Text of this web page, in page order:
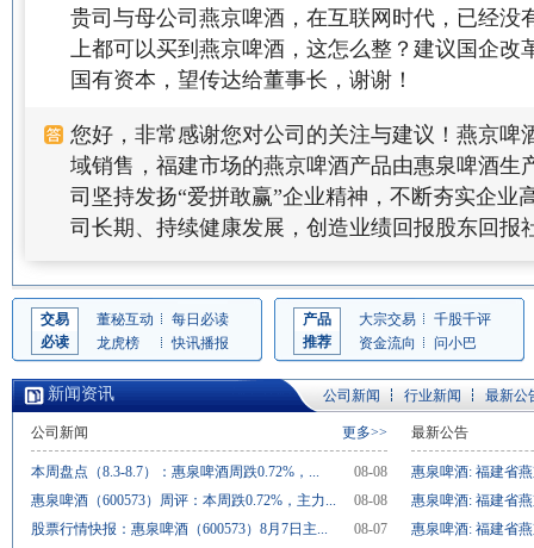
贵司与母公司燕京啤酒，在互联网时代，已经没
上都可以买到燕京啤酒，这怎么整？建议国企改
国有资本，望传达给董事长，谢谢！
您好，非常感谢您对公司的关注与建议！燕京啤
域销售，福建市场的燕京啤酒产品由惠泉啤酒生
司坚持发扬“爱拼敢赢”企业精神，不断夯实企业
司长期、持续健康发展，创造业绩回报股东回报
交易
必读
董秘互动
每日必读
龙虎榜
快讯播报
产品
推荐
大宗交易
千股千评
资金流向
问小巴
新闻资讯 公司新闻 行业新闻 最新公
更多>>
公司新闻
08-08
本周盘点（8.3-8.7）：惠泉啤酒周跌0.72%，...
08-08
惠泉啤酒（600573）周评：本周跌0.72%，主力...
08-07
股票行情快报：惠泉啤酒（600573）8月7日主...
最新公告
惠泉啤酒: 福建省
惠泉啤酒: 福建省
惠泉啤酒: 福建省